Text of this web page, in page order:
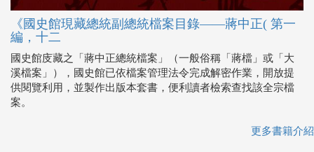
《國史館現藏總統副總統檔案目錄——蔣中正( 第一
編，十二
國史館庋藏之「蔣中正總統檔案」（一般俗稱「蔣檔」或「大
溪檔案」），國史館已依檔案管理法令完成解密作業，開放提
供閱覽利用，並製作出版本套書，便利讀者檢索查找該全宗檔
案。
更多書籍介紹